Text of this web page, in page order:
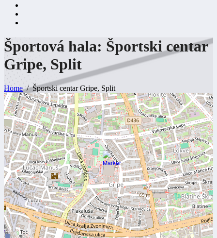
Športová hala: Športski centar
Gripe, Split
Home Športski centar Gripe, Split